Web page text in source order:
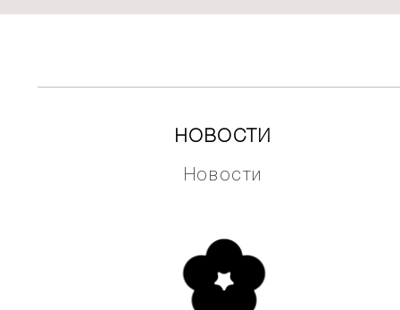
НОВОСТИ
Новости